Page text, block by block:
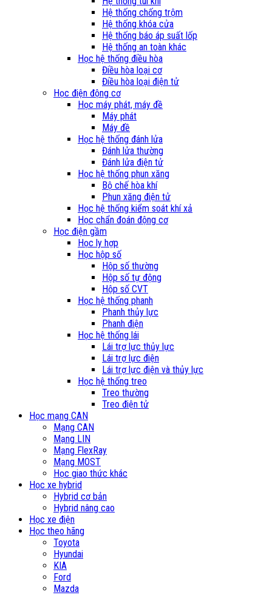
Hệ thống chống trộm
Hệ thống khóa cửa
Hệ thống báo áp suất lốp
Hệ thống an toàn khác
Học hệ thống điều hòa
Điều hòa loại cơ
Điều hòa loại điện tử
Học điện động cơ
Học máy phát, máy đề
Máy phát
Máy đề
Học hệ thống đánh lửa
Đánh lửa thường
Đánh lửa điện tử
Học hệ thống phun xăng
Bộ chế hòa khí
Phun xăng điện tử
Học hệ thống kiểm soát khí xả
Học chẩn đoán động cơ
Học điện gầm
Học ly hợp
Học hộp số
Hộp số thường
Hộp số tự động
Hộp số CVT
Học hệ thống phanh
Phanh thủy lực
Phanh điện
Học hệ thống lái
Lái trợ lực thủy lực
Lái trợ lực điện
Lái trợ lực điện và thủy lực
Học hệ thống treo
Treo thường
Treo điện tử
Học mạng CAN
Mạng CAN
Mạng LIN
Mạng FlexRay
Mạng MOST
Học giao thức khác
Học xe hybrid
Hybrid cơ bản
Hybrid nâng cao
Học xe điện
Học theo hãng
Toyota
Hyundai
KIA
Ford
Mazda